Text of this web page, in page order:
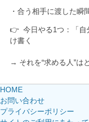
・合う相手に渡した瞬
👉 今日やる1つ：「自
け書く
→ それを“求める人”は
HOME
お問い合わせ
プライバシーポリシー